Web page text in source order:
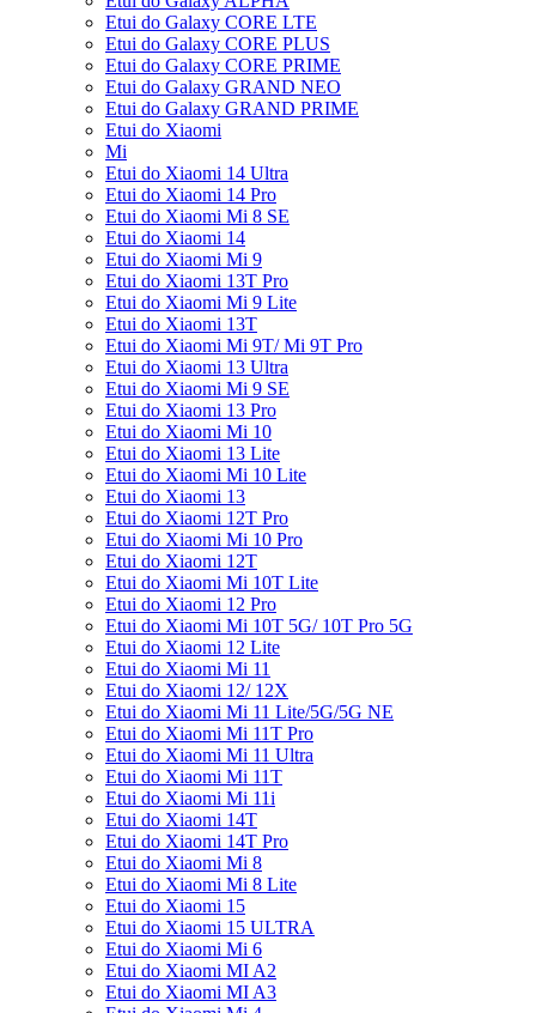
Etui do Galaxy CORE LTE
Etui do Galaxy CORE PLUS
Etui do Galaxy CORE PRIME
Etui do Galaxy GRAND NEO
Etui do Galaxy GRAND PRIME
Etui do Xiaomi
Mi
Etui do Xiaomi 14 Ultra
Etui do Xiaomi 14 Pro
Etui do Xiaomi Mi 8 SE
Etui do Xiaomi 14
Etui do Xiaomi Mi 9
Etui do Xiaomi 13T Pro
Etui do Xiaomi Mi 9 Lite
Etui do Xiaomi 13T
Etui do Xiaomi Mi 9T/ Mi 9T Pro
Etui do Xiaomi 13 Ultra
Etui do Xiaomi Mi 9 SE
Etui do Xiaomi 13 Pro
Etui do Xiaomi Mi 10
Etui do Xiaomi 13 Lite
Etui do Xiaomi Mi 10 Lite
Etui do Xiaomi 13
Etui do Xiaomi 12T Pro
Etui do Xiaomi Mi 10 Pro
Etui do Xiaomi 12T
Etui do Xiaomi Mi 10T Lite
Etui do Xiaomi 12 Pro
Etui do Xiaomi Mi 10T 5G/ 10T Pro 5G
Etui do Xiaomi 12 Lite
Etui do Xiaomi Mi 11
Etui do Xiaomi 12/ 12X
Etui do Xiaomi Mi 11 Lite/5G/5G NE
Etui do Xiaomi Mi 11T Pro
Etui do Xiaomi Mi 11 Ultra
Etui do Xiaomi Mi 11T
Etui do Xiaomi Mi 11i
Etui do Xiaomi 14T
Etui do Xiaomi 14T Pro
Etui do Xiaomi Mi 8
Etui do Xiaomi Mi 8 Lite
Etui do Xiaomi 15
Etui do Xiaomi 15 ULTRA
Etui do Xiaomi Mi 6
Etui do Xiaomi MI A2
Etui do Xiaomi MI A3